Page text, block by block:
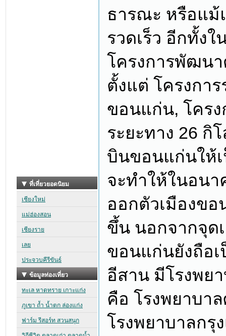
ธารณะ หรือแม้
รวดเร็ว อีกทั้ง
โครงการพัฒน
ตั้งแต่ โครงกา
ขอนแก่น, โครง
ระยะทาง 26 กิ
บินขอนแก่นให้
จะทำให้ในอนา
ออกตัวเมืองขอ
ขึ้น นอกจากจุด
ขอนแก่นยังถือ
อีสาน มีโรงพย
คือ โรงพยาบา
โรงพยาบาลก